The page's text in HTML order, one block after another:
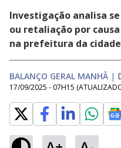
Investigação analisa
ou retaliação por
na prefeitura da
BALANÇO GERAL MANHÃ |
17/09/2025 - 07H15